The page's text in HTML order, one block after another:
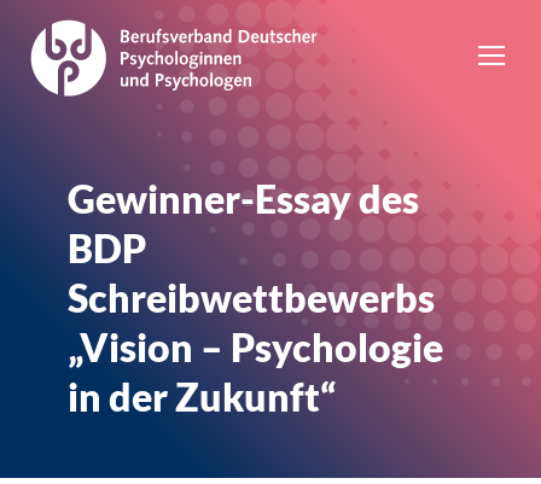
Gewinner-Essay des
BDP
Schreibwettbewerbs
„Vision – Psychologie
in der Zukunft“